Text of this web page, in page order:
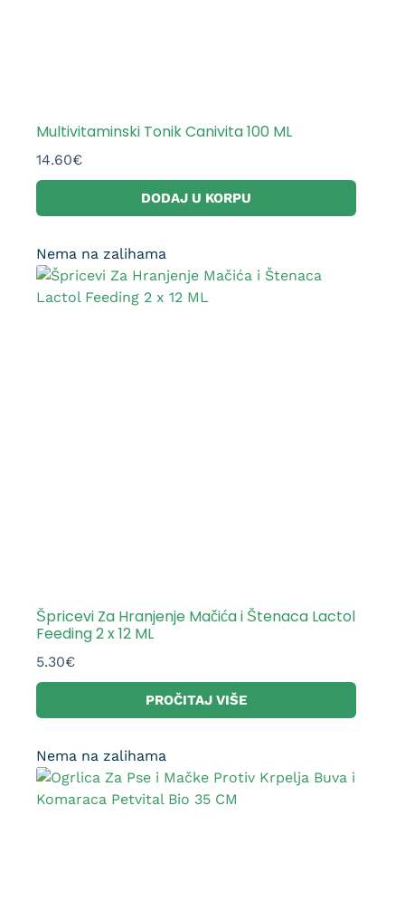
Multivitaminski Tonik Canivita 100 ML
14.60€
DODAJ U KORPU
Nema na zalihama
Špricevi Za Hranjenje Mačića i Štenaca Lactol
Feeding 2 x 12 ML
5.30€
PROČITAJ VIŠE
Nema na zalihama